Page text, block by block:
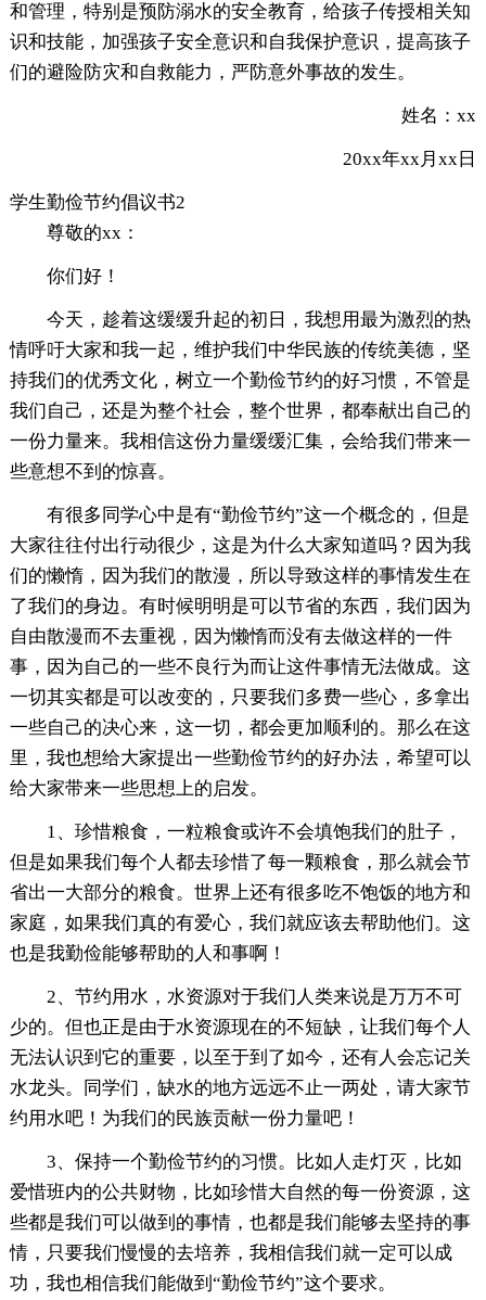
和管理，特别是预防溺水的安全教育，给孩子传授相关知
识和技能，加强孩子安全意识和自我保护意识，提高孩子
们的避险防灾和自救能力，严防意外事故的发生。
姓名：xx
20xx年xx月xx日
学生勤俭节约倡议书2
尊敬的xx：
你们好！
今天，趁着这缓缓升起的初日，我想用最为激烈的热
情呼吁大家和我一起，维护我们中华民族的传统美德，坚
持我们的优秀文化，树立一个勤俭节约的好习惯，不管是
我们自己，还是为整个社会，整个世界，都奉献出自己的
一份力量来。我相信这份力量缓缓汇集，会给我们带来一
些意想不到的惊喜。
有很多同学心中是有“勤俭节约”这一个概念的，但是
大家往往付出行动很少，这是为什么大家知道吗？因为我
们的懒惰，因为我们的散漫，所以导致这样的事情发生在
了我们的身边。有时候明明是可以节省的东西，我们因为
自由散漫而不去重视，因为懒惰而没有去做这样的一件
事，因为自己的一些不良行为而让这件事情无法做成。这
一切其实都是可以改变的，只要我们多费一些心，多拿出
一些自己的决心来，这一切，都会更加顺利的。那么在这
里，我也想给大家提出一些勤俭节约的好办法，希望可以
给大家带来一些思想上的启发。
1、珍惜粮食，一粒粮食或许不会填饱我们的肚子，
但是如果我们每个人都去珍惜了每一颗粮食，那么就会节
省出一大部分的粮食。世界上还有很多吃不饱饭的地方和
家庭，如果我们真的有爱心，我们就应该去帮助他们。这
也是我勤俭能够帮助的人和事啊！
2、节约用水，水资源对于我们人类来说是万万不可
少的。但也正是由于水资源现在的不短缺，让我们每个人
无法认识到它的重要，以至于到了如今，还有人会忘记关
水龙头。同学们，缺水的地方远远不止一两处，请大家节
约用水吧！为我们的民族贡献一份力量吧！
3、保持一个勤俭节约的习惯。比如人走灯灭，比如
爱惜班内的公共财物，比如珍惜大自然的每一份资源，这
些都是我们可以做到的事情，也都是我们能够去坚持的事
情，只要我们慢慢的去培养，我相信我们就一定可以成
功，我也相信我们能做到“勤俭节约”这个要求。